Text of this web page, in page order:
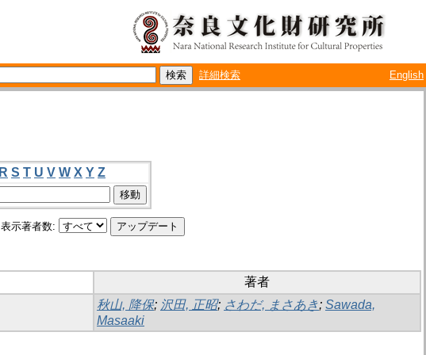
詳細検索 English
R S T U V W X Y Z
表示著者数:
著者
秋山, 降保; 沢田, 正昭; さわだ, まさあき; Sawada,
Masaaki